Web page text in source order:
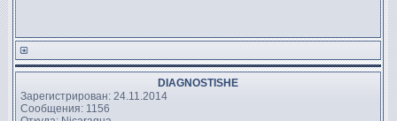
DIAGNOSTISHE
Зарегистрирован: 24.11.2014
Сообщения: 1156